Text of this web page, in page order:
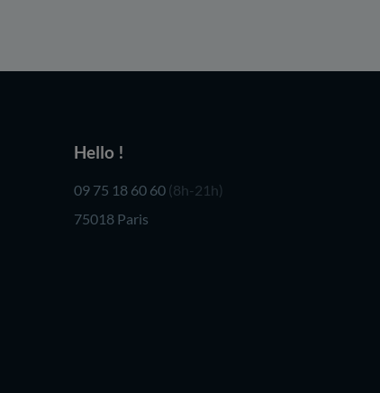
Hello !
09 75 18 60 60 (8h-21h)
75018 Paris